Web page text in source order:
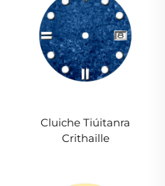
Cluiche Tiúitanra
Crithaille